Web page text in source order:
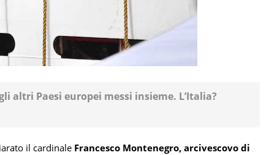
altri Paesi europei messi insieme. L’Italia?
il cardinale Francesco Montenegro, arcivescovo di